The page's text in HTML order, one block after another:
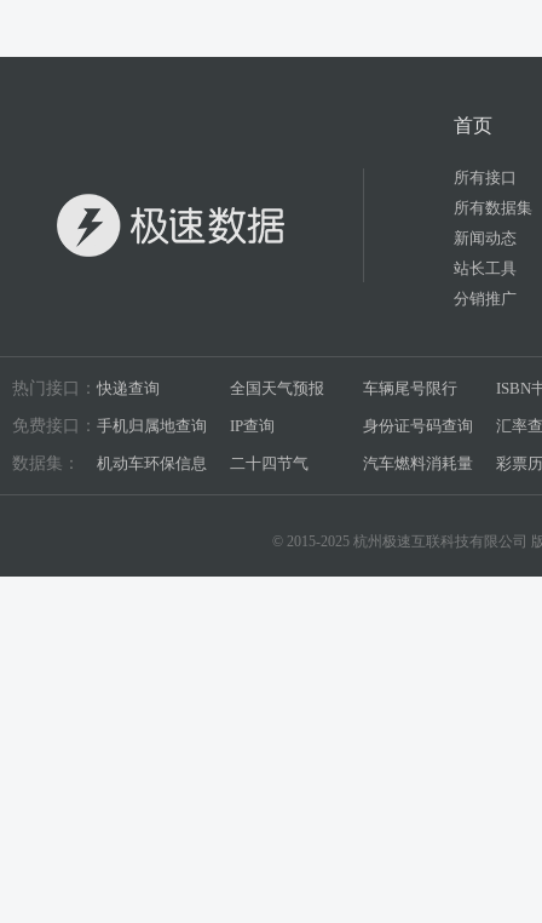
首页
所有接口
所有数据集
新闻动态
站长工具
分销推广
热门接口： 快递查询 全国天气预报 车辆尾号限行 ISBN
免费接口： 手机归属地查询 IP查询 身份证号码查询 汇率
数据集： 机动车环保信息 二十四节气 汽车燃料消耗量 彩票
© 2015-2025 杭州极速互联科技有限公司